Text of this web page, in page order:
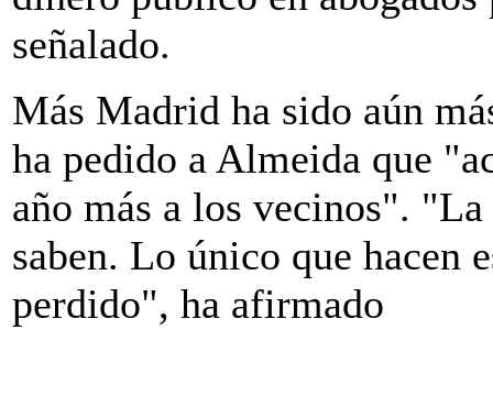
señalado.
Más Madrid ha sido aún
ha pedido a Almeida que
año más a los vecinos".
saben. Lo único que hacen
perdido", ha afirmado